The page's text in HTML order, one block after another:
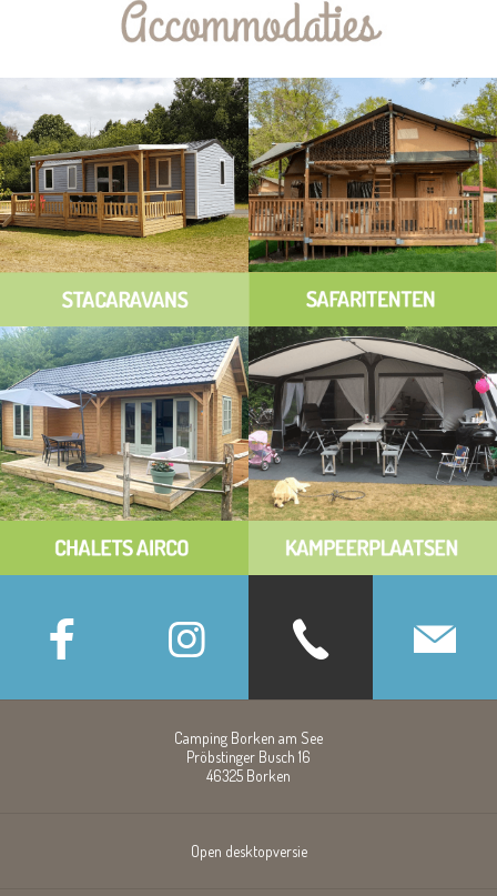
Camping Borken am See
Pröbstinger Busch 16
46325 Borken
Open desktopversie